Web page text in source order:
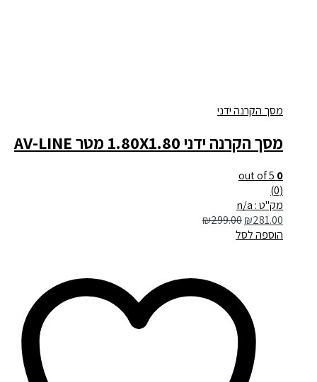
מסך הקרנה ידני
מסך הקרנה ידני 1.80X1.80 מטר AV-LINE
0
out of 5
מק"ט : n/a
₪281.00
₪299.00
הוספה לסל